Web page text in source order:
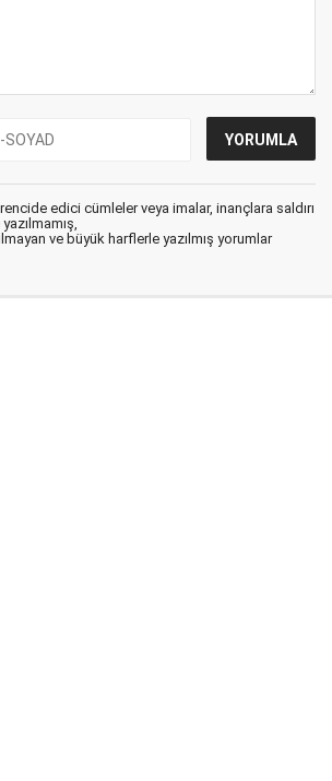
edici cümleler veya imalar, inançlara saldırı
ve büyük harflerle yazılmış yorumlar